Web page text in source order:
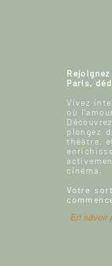
Paris,
Vivez
où
plongez
théâtre,
cinéma.
Votre
En savoir